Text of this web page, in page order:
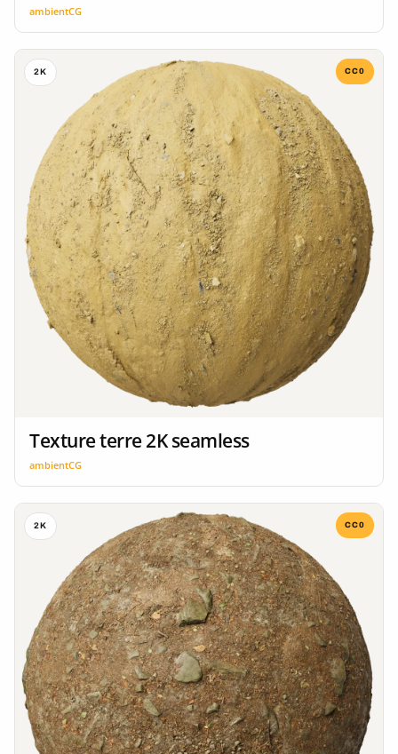
ambientCG
2K CC0
Texture terre 2K seamless
ambientCG
2K CC0